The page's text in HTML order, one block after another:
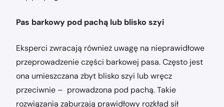
Pas barkowy pod pachą lub blisko szyi
Eksperci zwracają również uwagę na nieprawidłowe
przeprowadzenie części barkowej pasa. Często jest
ona umieszczana zbyt blisko szyi lub wręcz
przeciwnie – prowadzona pod pachą. Takie
rozwiązania zaburzają prawidłowy rozkład sił